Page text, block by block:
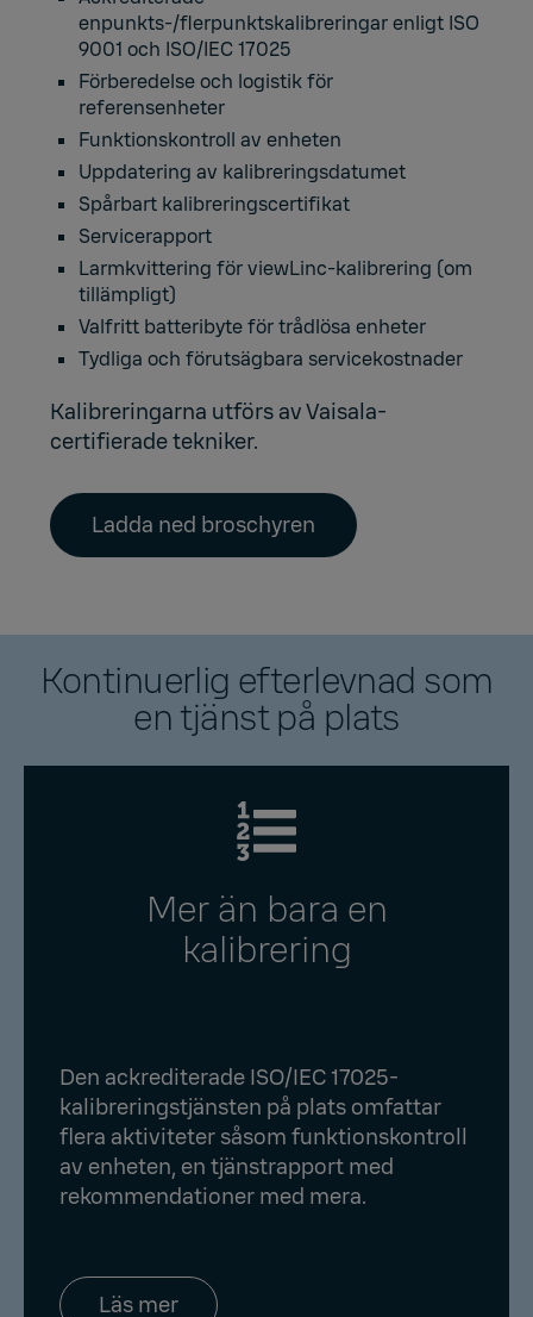
enpunkts-/flerpunktskalibreringar enligt ISO
9001 och ISO/IEC 17025
Förberedelse och logistik för
referensenheter
Funktionskontroll av enheten
Uppdatering av kalibreringsdatumet
Spårbart kalibreringscertifikat
Servicerapport
Larmkvittering för viewLinc-kalibrering (om
tillämpligt)
Valfritt batteribyte för trådlösa enheter
Tydliga och förutsägbara servicekostnader
Kalibreringarna utförs av Vaisala-
certifierade tekniker.
Ladda ned broschyren
Kontinuerlig efterlevnad som
en tjänst på plats
Mer än bara en
kalibrering
Den ackrediterade ISO/IEC 17025-
kalibreringstjänsten på plats omfattar
flera aktiviteter såsom funktionskontroll
av enheten, en tjänstrapport med
rekommendationer med mera.
Läs mer